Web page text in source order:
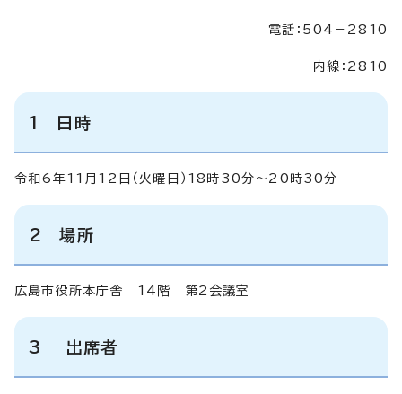
電話：504－2810
内線：2810
1 日時
令和6年11月12日（火曜日）18時30分～20時30分
2 場所
広島市役所本庁舎 14階 第2会議室
3 出席者